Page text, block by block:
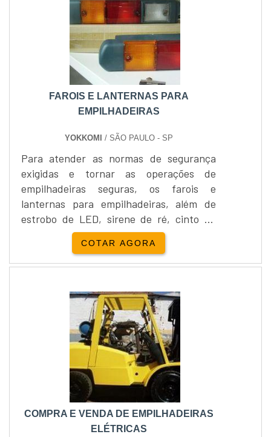
empresas.Vantagens apresentadas pelo
FAROIS E LANTERNAS PARA
EMPILHADEIRAS
YOKKOMI / SÃO PAULO - SP
Para atender as normas de segurança
exigidas e tornar as operações de
empilhadeiras seguras, os farois e
lanternas para empilhadeiras, além de
estrobo de LED, sirene de ré, cinto de
segurança retrátil, assento de operador
com cinto e sensor de presença devem
possuir uma qualidade referência no
possibilidade de falha seja
descartada.Marcas em que o material é
fornecidos Nissan, Hyster, Clark, Yale,
Entre divers....
COTAR AGORA
COMPRA E VENDA DE EMPILHADEIRAS
ELÉTRICAS